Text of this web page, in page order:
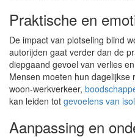
Praktische en
De impact van plotseling blind
autorijden gaat verder dan de
diepgaand gevoel van verlies en
Mensen moeten hun
woon-werkverkeer,
kan leiden tot gevoelens van
Aanpassing en